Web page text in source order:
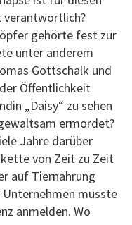
verantwortlich?
gehörte fest zur
unter anderem
Gottschalk und
Öffentlichkeit
„Daisy“ zu sehen
ermordet?
Jahre darüber
von Zeit zu Zeit
auf Tiernahrung
musste
anmelden. Wo